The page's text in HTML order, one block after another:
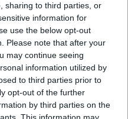
sharing to third parties, or
information for
use the below opt-out
Please note that after your
may continue seeing
information utilized by
to third parties prior to
opt-out of the further
by third parties on the
sen suoraanTwitteristä